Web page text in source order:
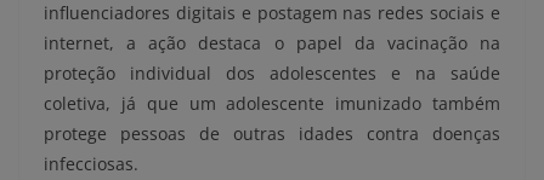
influenciadores digitais e postagem nas redes sociais e
internet, a ação destaca o papel da vacinação na
proteção individual dos adolescentes e na saúde
coletiva, já que um adolescente imunizado também
protege pessoas de outras idades contra doenças
infecciosas.